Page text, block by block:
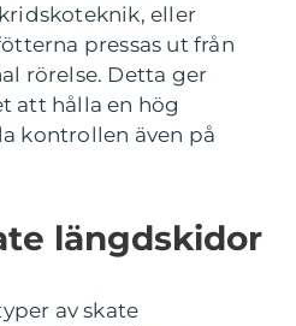
eller
pressas ut från
rörelse. Detta ger
att hålla en hög
kontrollen även på
längdskidor
av skate